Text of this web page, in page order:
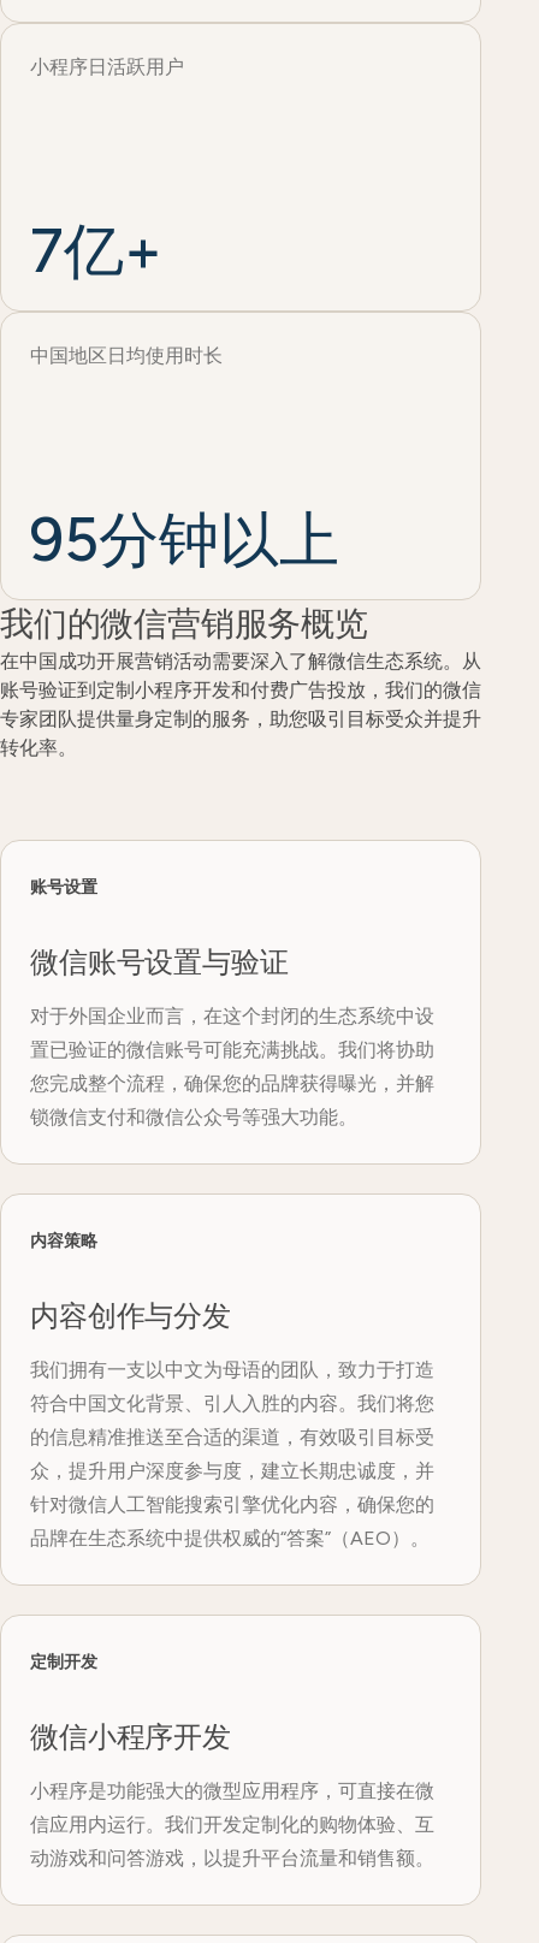
小程序日活跃用户
7亿+
中国地区日均使用时长
95分钟以上
我们的微信营销服务概览
在中国成功开展营销活动需要深入了解微信生态系统。从
账号验证到定制小程序开发和付费广告投放，我们的微信
专家团队提供量身定制的服务，助您吸引目标受众并提升
转化率。
账号设置
微信账号设置与验证
对于外国企业而言，在这个封闭的生态系统中设
置已验证的微信账号可能充满挑战。我们将协助
您完成整个流程，确保您的品牌获得曝光，并解
锁微信支付和微信公众号等强大功能。
内容策略
内容创作与分发
我们拥有一支以中文为母语的团队，致力于打造
符合中国文化背景、引人入胜的内容。我们将您
的信息精准推送至合适的渠道，有效吸引目标受
众，提升用户深度参与度，建立长期忠诚度，并
针对微信人工智能搜索引擎优化内容，确保您的
品牌在生态系统中提供权威的“答案”（AEO）。
定制开发
微信小程序开发
小程序是功能强大的微型应用程序，可直接在微
信应用内运行。我们开发定制化的购物体验、互
动游戏和问答游戏，以提升平台流量和销售额。